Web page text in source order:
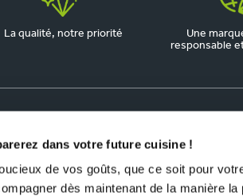
dans votre future cuisine !
de vos goûts, que ce soit pour
dès maintenant de la manière la
La qualité, notre priorité
Une
responsable